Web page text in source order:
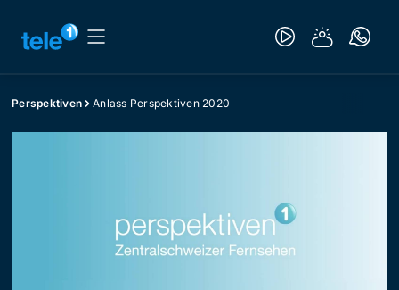
Perspektiven Anlass Perspektiven 2020